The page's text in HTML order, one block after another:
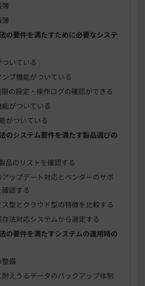
の要件を満たすために必要なシステ
いている
プ機能がついている
限の設定・操作ログの確認ができる
がついている
がついている
のシステム要件を満たす製品選びの
品のリストを確認する
ップデート対応とベンダーのサポ
認する
ス型とクラウド型の特徴を比較する
法対応システムから選定する
の要件を満たすシステムの運用時の
整備
えうるデータのバックアップ体制